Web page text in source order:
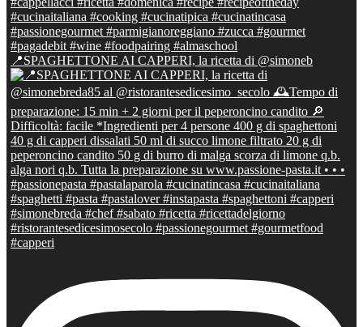
📍SPAGHETTONE AI CAPPERI, la ricetta di @simoneb